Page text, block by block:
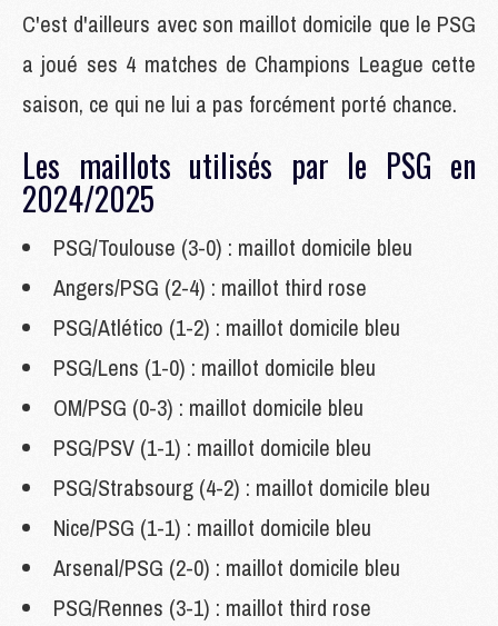
C'est d'ailleurs avec son maillot domicile que le PSG
a joué ses 4 matches de Champions League cette
saison, ce qui ne lui a pas forcément porté chance.
Les maillots utilisés par le PSG en
2024/2025
PSG/Toulouse (3-0) : maillot domicile bleu
Angers/PSG (2-4) : maillot third rose
PSG/Atlético (1-2) : maillot domicile bleu
PSG/Lens (1-0) : maillot domicile bleu
OM/PSG (0-3) : maillot domicile bleu
PSG/PSV (1-1) : maillot domicile bleu
PSG/Strabsourg (4-2) : maillot domicile bleu
Nice/PSG (1-1) : maillot domicile bleu
Arsenal/PSG (2-0) : maillot domicile bleu
PSG/Rennes (3-1) : maillot third rose